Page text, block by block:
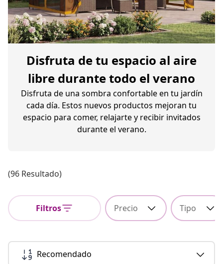
Disfruta de tu espacio al aire
libre durante todo el verano
Disfruta de una sombra confortable en tu jardín
cada día. Estos nuevos productos mejoran tu
espacio para comer, relajarte y recibir invitados
durante el verano.
(96 Resultado)
Filtros Precio Tipo
Recomendado